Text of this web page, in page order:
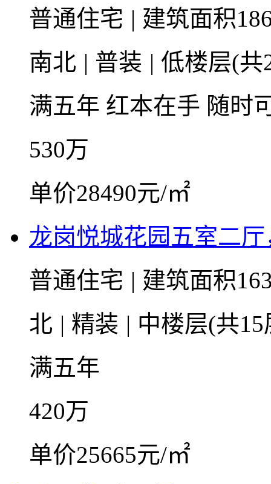
普通住宅 | 建筑面积
南北 | 普装 | 低楼层(
满五年 红本在手 随时
530万
单价28490元/㎡
龙岗悦城花园五室二
普通住宅 | 建筑面积
北 | 精装 | 中楼层(共
满五年
420万
单价25665元/㎡